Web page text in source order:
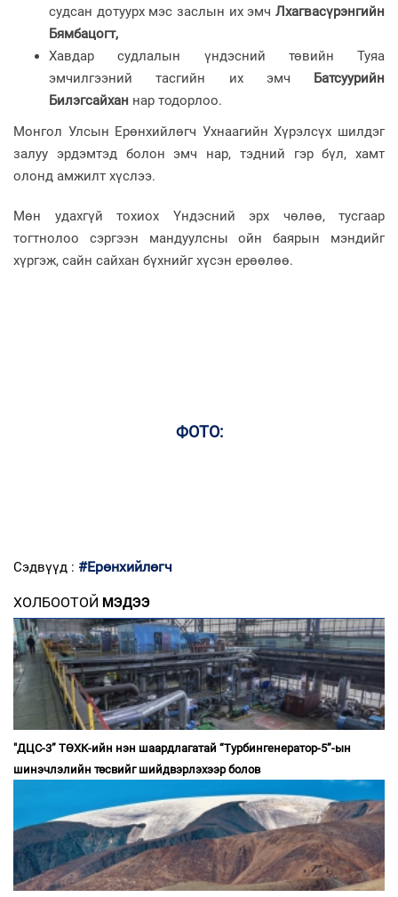
судсан дотуурх мэс заслын их эмч Лхагвасүрэнгийн
Бямбацогт,
Хавдар судлалын үндэсний төвийн Туяа
эмчилгээний тасгийн их эмч Батсуурийн
Билэгсайхан нар тодорлоо.
Монгол Улсын Ерөнхийлөгч Ухнаагийн Хүрэлсүх шилдэг
залуу эрдэмтэд болон эмч нар, тэдний гэр бүл, хамт
олонд амжилт хүслээ.
Мөн удахгүй тохиох Үндэсний эрх чөлөө, тусгаар
тогтнолоо сэргээн мандуулсны ойн баярын мэндийг
хүргэж, сайн сайхан бүхнийг хүсэн ерөөлөө.
ФОТО:
Сэдвүүд : #Ерөнхийлөгч
ХОЛБООТОЙ МЭДЭЭ
"ДЦС-3” ТӨХК-ийн нэн шаардлагатай “Турбингенератор-5”-ын
шинэчлэлийн төсвийг шийдвэрлэхээр болов